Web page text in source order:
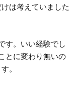
は考えていました
す。いい経験でし
とに変わり無いの
。